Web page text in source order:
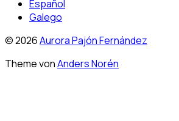
Español
Galego
© 2026Aurora Pajón Fernández
Theme vonAnders Norén